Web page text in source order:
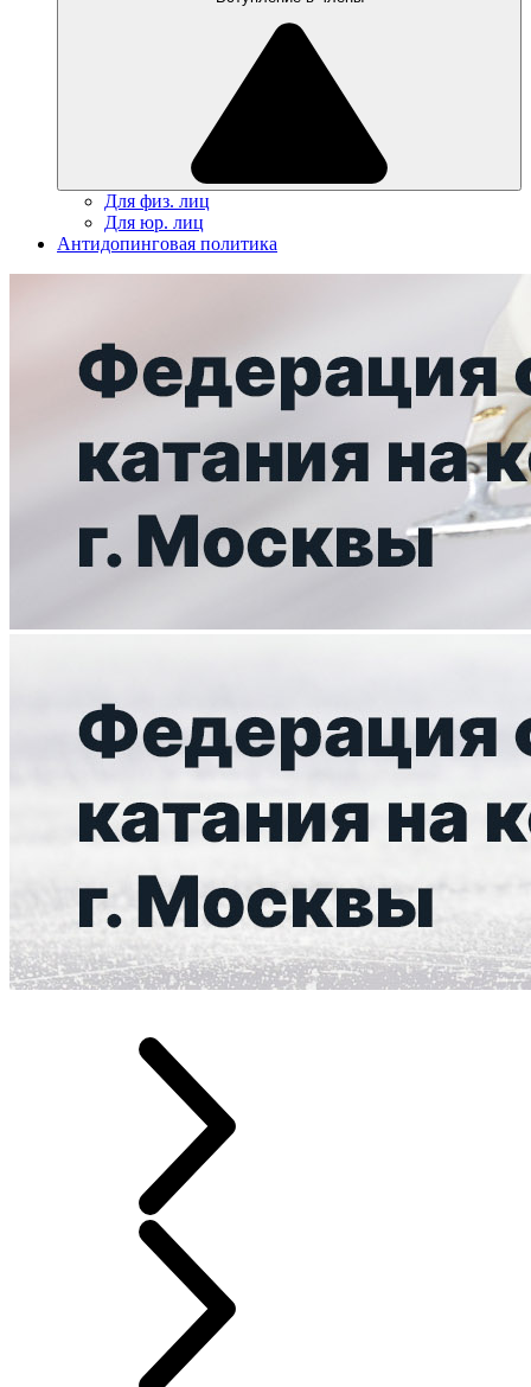
Для физ. лиц
Для юр. лиц
Антидопинговая политика